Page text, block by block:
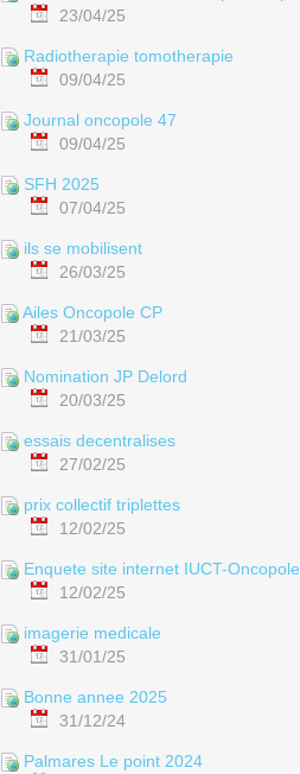
23/04/25
Radiotherapie tomotherapie
09/04/25
Journal oncopole 47
09/04/25
SFH 2025
07/04/25
ils se mobilisent
26/03/25
Ailes Oncopole CP
21/03/25
Nomination JP Delord
20/03/25
essais decentralises
27/02/25
prix collectif triplettes
12/02/25
Enquete site internet IUCT-Oncopole
12/02/25
imagerie medicale
31/01/25
Bonne annee 2025
31/12/24
Palmares Le point 2024